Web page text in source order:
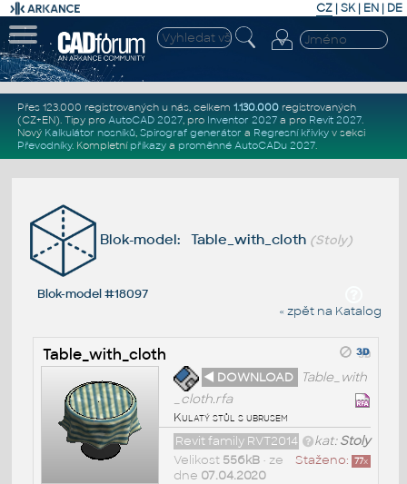
CZ | SK| EN | DE
Přes 123.000 registrovaných u nás, celkem 1.130.000registrovaných
(CZ+EN). Tipy pro AutoCAD 2027, pro Inventor 2027a pro Revit 2027.
Nový Kalkulátor nosníků, Spirograf generátor a Regresní křivkyv sekci
Převodníky. Kompletní příkazya proměnné AutoCADu 2027.
Blok-model: Table_with_cloth (Stoly)
Blok-model #18097
« zpět na Katalog
Table_with_cloth
◄ DOWNLOAD
Table_with
_cloth.rfa
Kulatý stůl s ubrusem
kat:Stoly
Revit family RVT2014
Staženo: 77x
Velikost 556kB• ze
dne 07.04.2020